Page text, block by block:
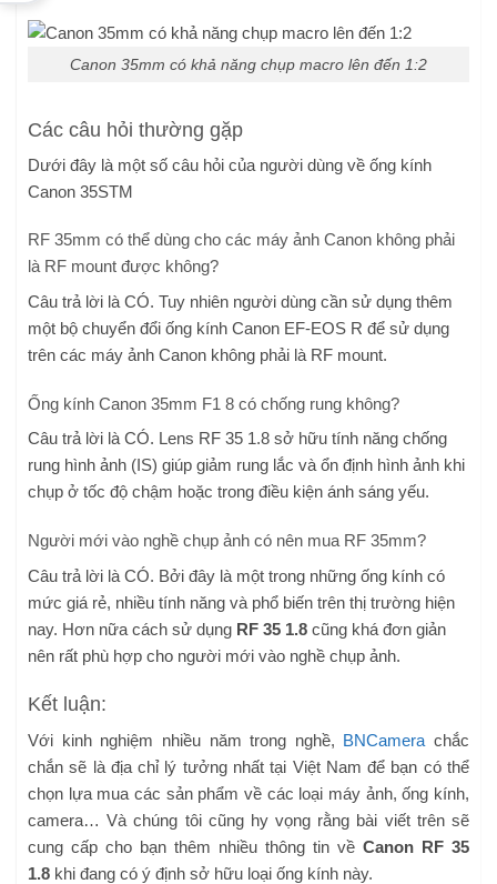
Canon 35mm có khả năng chụp macro lên đến 1:2
Các câu hỏi thường gặp
Dưới đây là một số câu hỏi của người dùng về ống kính
Canon 35STM
RF 35mm có thể dùng cho các máy ảnh Canon không phải
là RF mount được không?
Câu trả lời là CÓ. Tuy nhiên người dùng cần sử dụng thêm
một bộ chuyển đổi ống kính Canon EF-EOS R để sử dụng
trên các máy ảnh Canon không phải là RF mount.
Ống kính Canon 35mm F1 8 có chống rung không?
Câu trả lời là CÓ. Lens RF 35 1.8 sở hữu tính năng chống
rung hình ảnh (IS) giúp giảm rung lắc và ổn định hình ảnh khi
chụp ở tốc độ chậm hoặc trong điều kiện ánh sáng yếu.
Người mới vào nghề chụp ảnh có nên mua RF 35mm?
Câu trả lời là CÓ. Bởi đây là một trong những ống kính có
mức giá rẻ, nhiều tính năng và phổ biến trên thị trường hiện
nay. Hơn nữa cách sử dụng RF 35 1.8 cũng khá đơn giản
nên rất phù hợp cho người mới vào nghề chụp ảnh.
Kết luận:
Với kinh nghiệm nhiều năm trong nghề, BNCamera chắc
chắn sẽ là địa chỉ lý tưởng nhất tại Việt Nam để bạn có thể
chọn lựa mua các sản phẩm về các loại máy ảnh, ống kính,
camera… Và chúng tôi cũng hy vọng rằng bài viết trên sẽ
cung cấp cho bạn thêm nhiều thông tin về Canon RF 35
1.8 khi đang có ý định sở hữu loại ống kính này.